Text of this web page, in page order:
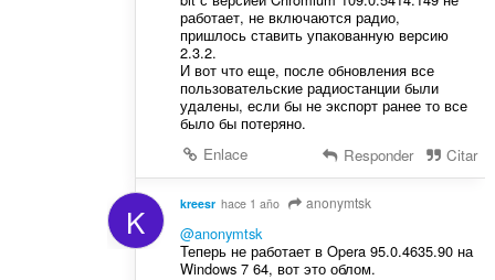
работает, не включаются радио,
пришлось ставить упакованную версию
2.3.2.
И вот что еще, после обновления все
пользовательские радиостанции были
удалены, если бы не экспорт ранее то все
было бы потеряно.
Enlace
Responder Citar
K kreesr hace 1 año anonymtsk
@anonymtsk
Теперь не работает в Opera 95.0.4635.90 на
Windows 7 64, вот это облом.